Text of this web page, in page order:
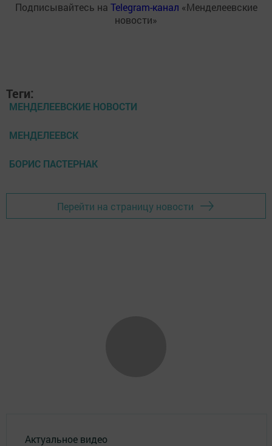
Подписывайтесь на Telegram-канал «Менделеевские
новости»
Теги:
МЕНДЕЛЕЕВСКИЕ НОВОСТИ
МЕНДЕЛЕЕВСК
БОРИС ПАСТЕРНАК
Перейти на страницу новости
Актуальное видео